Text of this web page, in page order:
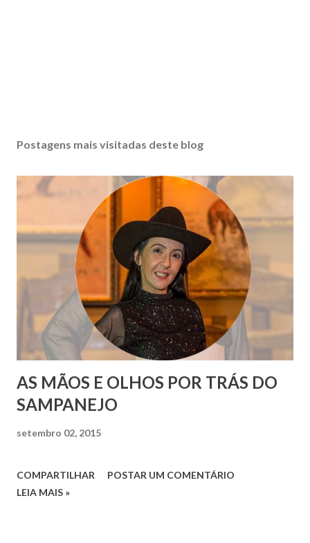
Postagens mais visitadas deste blog
AS MÃOS E OLHOS POR TRÁS DO
SAMPANEJO
setembro 02, 2015
COMPARTILHAR
POSTAR UM COMENTÁRIO
LEIA MAIS »